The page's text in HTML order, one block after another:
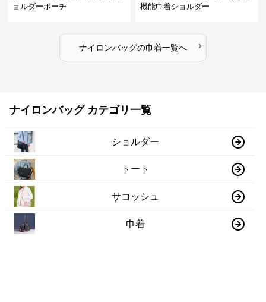
ョルダーポーチ
機能巾着ショルダー
ナイロンバッグの巾着一覧へ ›
ナイロンバッグ カテゴリ一覧
ショルダー
トート
サコッシュ
巾着